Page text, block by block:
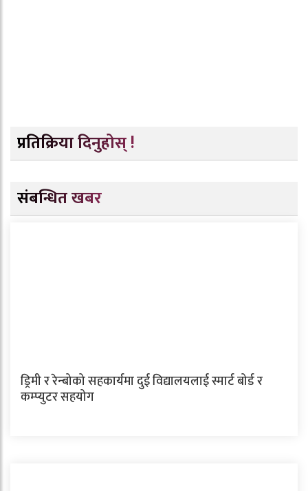
प्रतिक्रिया दिनुहोस् !
संबन्धित खबर
ड्रिमी र रेन्बोको सहकार्यमा दुई विद्यालयलाई स्मार्ट बोर्ड र
कम्प्युटर सहयोग